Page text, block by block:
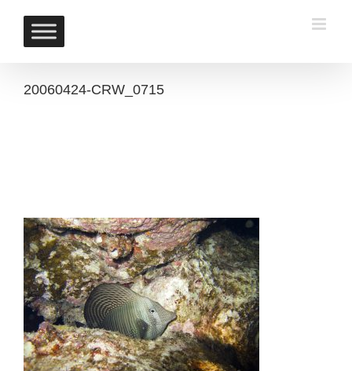
content
20060424-CRW_0715